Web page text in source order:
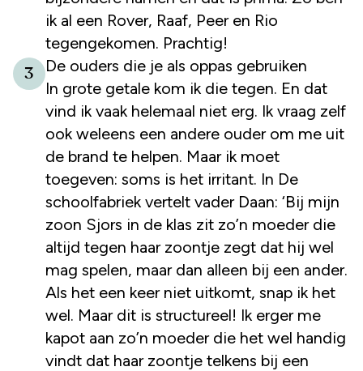
ik al een Rover, Raaf, Peer en Rio
tegengekomen. Prachtig!
3
De ouders die je als oppas gebruiken
In grote getale kom ik die tegen. En dat
vind ik vaak helemaal niet erg. Ik vraag zelf
ook weleens een andere ouder om me uit
de brand te helpen. Maar ik moet
toegeven: soms is het irritant. In De
schoolfabriek vertelt vader Daan: ‘Bij mijn
zoon Sjors in de klas zit zo’n moeder die
altijd tegen haar zoontje zegt dat hij wel
mag spelen, maar dan alleen bij een ander.
Als het een keer niet uitkomt, snap ik het
wel. Maar dit is structureel! Ik erger me
kapot aan zo’n moeder die het wel handig
vindt dat haar zoontje telkens bij een